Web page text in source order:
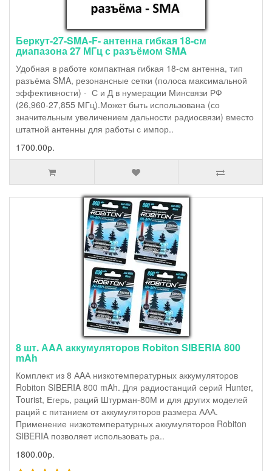
Беркут-27-SMA-F- антенна гибкая 18-см
диапазона 27 МГц с разъёмом SMA
Удобная в работе компактная гибкая 18-см антенна, тип
разъёма SMA, резонансные сетки (полоса максимальной
эффективности) - С и Д в нумерации Минсвязи РФ
(26,960-27,855 МГц).Может быть использована (со
значительным увеличением дальности радиосвязи) вместо
штатной антенны для работы с импор..
1700.00р.
8 шт. АAА аккумуляторов Robiton SIBERIA 800
mAh
Комплект из 8 АAА низкотемпературных аккумуляторов
Robiton SIBERIA 800 mAh. Для радиостанций серий Hunter,
Tourist, Егерь, раций Штурман-80М и для других моделей
раций с питанием от аккумуляторов размера ААА.
Применение низкотемпературных аккумуляторов Robiton
SIBERIA позволяет использовать ра..
1800.00р.